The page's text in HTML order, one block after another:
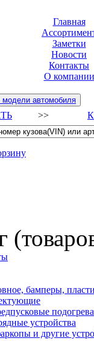
Главная
Заметки
Новости
Контакты
О компании
модели автомобиля
>>
бамперы,
устройства
и другие